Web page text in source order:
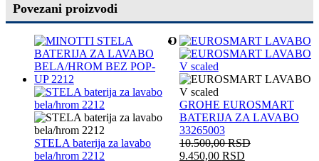
Povezani proizvodi
STELA baterija za lavabo
bela/hrom 2212
GROHE EUROSMART
BATERIJA ZA LAVABO
33265003
10.500,00RSD
9.450,00 RSD
O